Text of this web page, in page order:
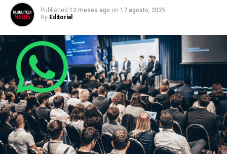
Published 12 meses ago on 17 agosto, 2025
By Editorial